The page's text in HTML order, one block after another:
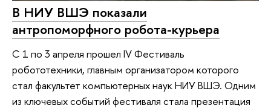
В НИУ ВШЭ показали
антропоморфного робота-курьера
С 1 по 3 апреля прошел IV Фестиваль
робототехники, главным организатором которого
стал факультет компьютерных наук НИУ ВШЭ. Одним
из ключевых событий фестиваля стала презентация